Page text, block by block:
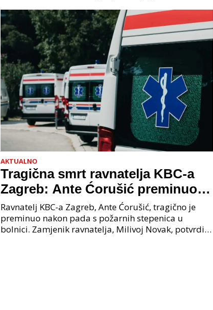
priopćenju USKOK
AKTUALNO
Tragična smrt ravnatelja KBC-a
Zagreb: Ante Ćorušić preminuo
nakon pada u bolnici, policija na
mjestu događaja
Ravnatelj KBC-a Zagreb, Ante Ćorušić, tragično je
preminuo nakon pada s požarnih stepenica u
bolnici. Zamjenik ravnatelja, Milivoj Novak, potvrdio